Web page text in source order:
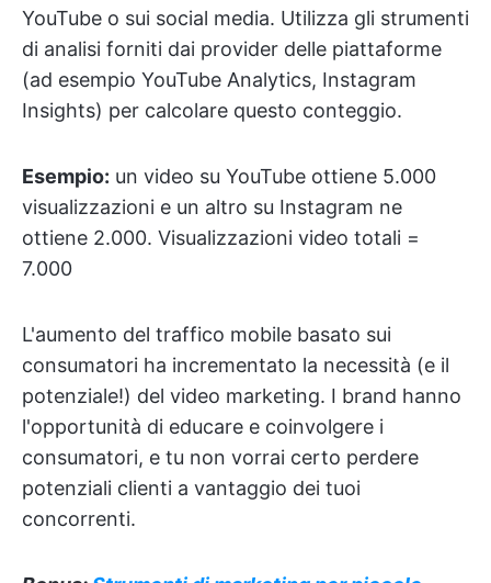
YouTube o sui social media. Utilizza gli strumenti
di analisi forniti dai provider delle piattaforme
(ad esempio YouTube Analytics, Instagram
Insights) per calcolare questo conteggio.
Esempio: un video su YouTube ottiene 5.000
visualizzazioni e un altro su Instagram ne
ottiene 2.000. Visualizzazioni video totali =
7.000
L'aumento del traffico mobile basato sui
consumatori ha incrementato la necessità (e il
potenziale!) del video marketing. I brand hanno
l'opportunità di educare e coinvolgere i
consumatori, e tu non vorrai certo perdere
potenziali clienti a vantaggio dei tuoi
concorrenti.